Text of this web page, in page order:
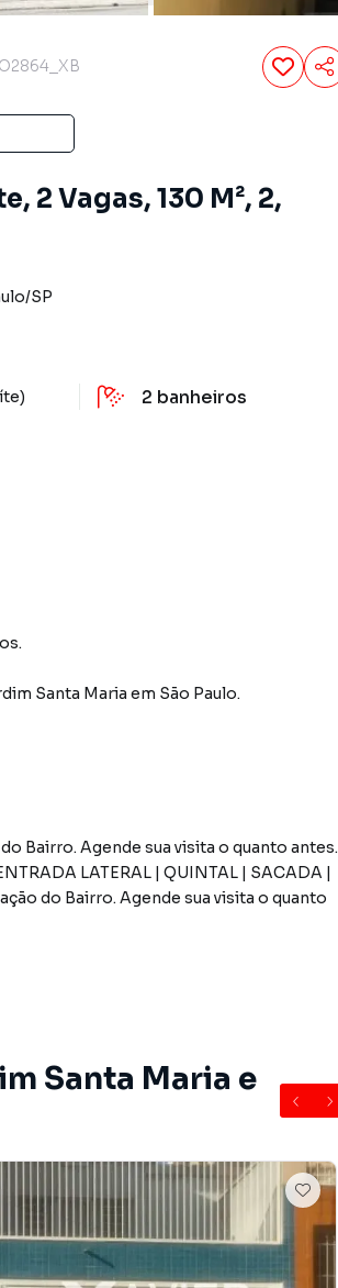
2 Vagas, 130 M², 2,
/SP
2 banheiros
Santa Maria em São Paulo.
Bairro. Agende sua visita o quanto antes.
LATERAL | QUINTAL | SACADA |
do Bairro. Agende sua visita o quanto
casas residenciais e comerciais,
além de empreendimentos em
mais combina com seu estilo de vida.
e tranquilidade. Na Imobiliária Xavier e
mesmo não estando na cidade e com
ou smartphone. Nós criamos soluções
Santa Maria e